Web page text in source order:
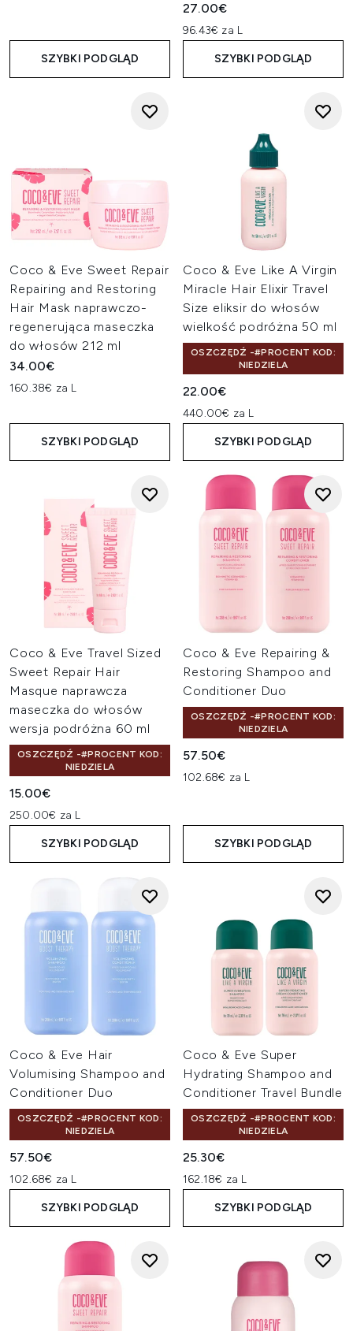
SZYBKI PODGLĄD
27.00€
96.43€ za L
SZYBKI PODGLĄD
Coco & Eve Sweet Repair
Repairing and Restoring
Hair Mask naprawczo-
regenerująca maseczka
do włosów 212 ml
34.00€
160.38€ za L
SZYBKI PODGLĄD
Coco & Eve Like A Virgin
Miracle Hair Elixir Travel
Size eliksir do włosów
wielkość podróżna 50 ml
OSZCZĘDŹ -#PROCENT KOD:
NIEDZIELA
22.00€
440.00€ za L
SZYBKI PODGLĄD
Coco & Eve Travel Sized
Sweet Repair Hair
Masque naprawcza
maseczka do włosów
wersja podróżna 60 ml
OSZCZĘDŹ -#PROCENT KOD:
NIEDZIELA
15.00€
250.00€ za L
SZYBKI PODGLĄD
Coco & Eve Repairing &
Restoring Shampoo and
Conditioner Duo
OSZCZĘDŹ -#PROCENT KOD:
NIEDZIELA
57.50€
102.68€ za L
SZYBKI PODGLĄD
Coco & Eve Hair
Volumising Shampoo and
Conditioner Duo
OSZCZĘDŹ -#PROCENT KOD:
NIEDZIELA
57.50€
102.68€ za L
SZYBKI PODGLĄD
Coco & Eve Super
Hydrating Shampoo and
Conditioner Travel Bundle
OSZCZĘDŹ -#PROCENT KOD:
NIEDZIELA
25.30€
162.18€ za L
SZYBKI PODGLĄD